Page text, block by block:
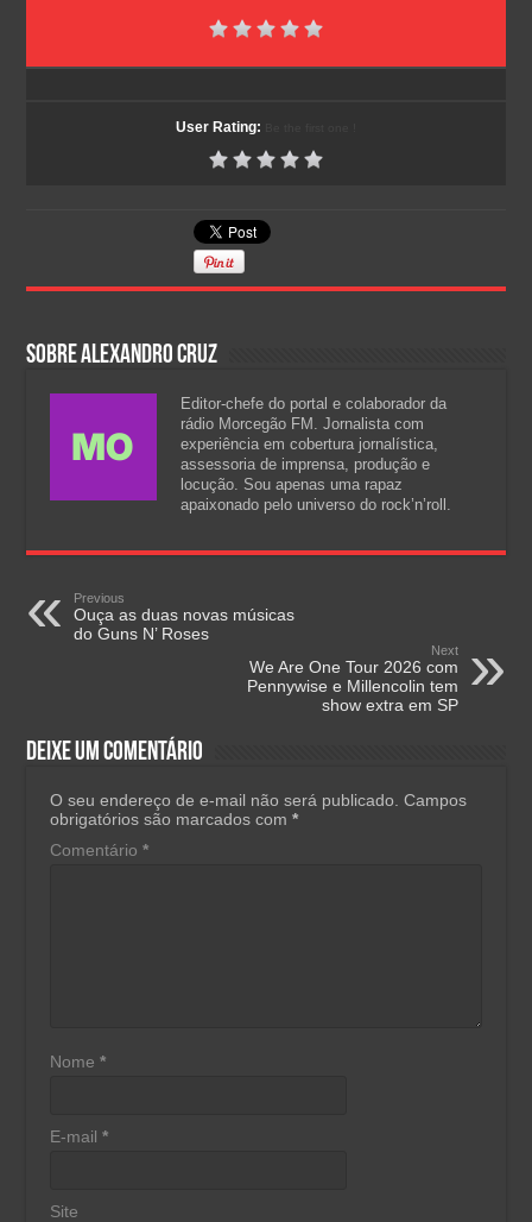
User Rating:
Sobre Alexandro Cruz
Editor-chefe do portal e colaborador da
rádio Morcegão FM. Jornalista com
experiência em cobertura jornalística,
assessoria de imprensa, produção e
locução. Sou apenas uma rapaz
apaixonado pelo universo do rock’n’roll.
Previous
Ouça as duas novas músicas
do Guns N’ Roses
Next
We Are One Tour 2026 com
Pennywise e Millencolin tem
show extra em SP
Deixe um comentário
O seu endereço de e-mail não será publicado. Campos
obrigatórios são marcados com*
Comentário*
Nome*
E-mail*
Site